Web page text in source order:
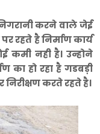
करने वाले जेई
रहते है निर्माण कार्य
कमी नही है। उन्होने
का हो रहा है गडबड़ी
करते रहते है।